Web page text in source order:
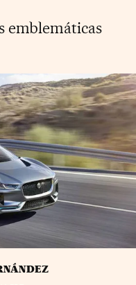
emblemáticas